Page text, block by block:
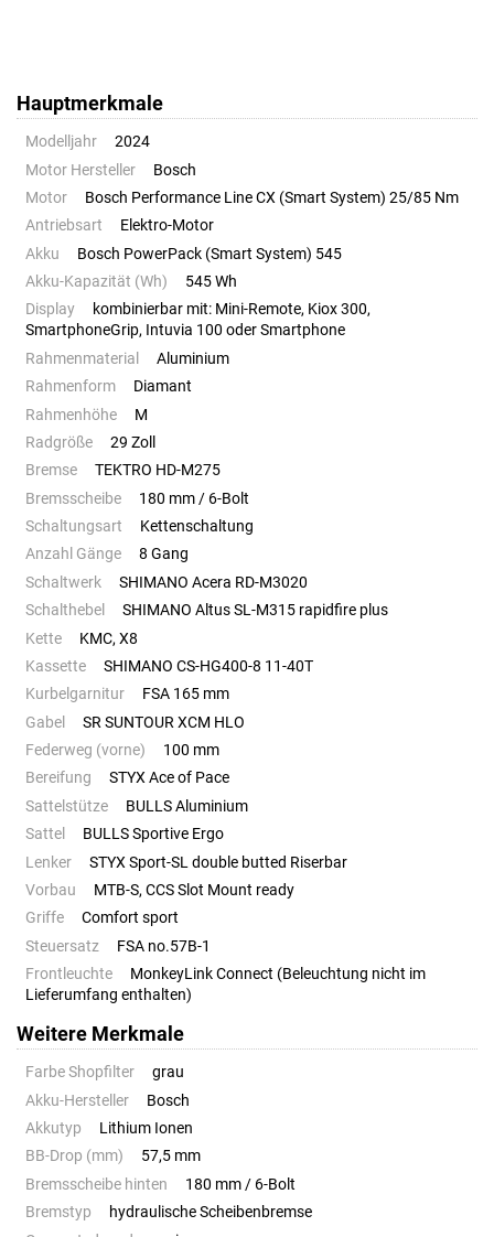
Hauptmerkmale
Modelljahr
2024
Motor Hersteller
Bosch
Motor
Bosch Performance Line CX (Smart System) 25/85 Nm
Antriebsart
Elektro-Motor
Akku
Bosch PowerPack (Smart System) 545
Akku-Kapazität (Wh)
545 Wh
Display
kombinierbar mit: Mini-Remote, Kiox 300,
SmartphoneGrip, Intuvia 100 oder Smartphone
Rahmenmaterial
Aluminium
Rahmenform
Diamant
Rahmenhöhe
M
Radgröße
29 Zoll
Bremse
TEKTRO HD-M275
Bremsscheibe
180 mm / 6-Bolt
Schaltungsart
Kettenschaltung
Anzahl Gänge
8 Gang
Schaltwerk
SHIMANO Acera RD-M3020
Schalthebel
SHIMANO Altus SL-M315 rapidfire plus
Kette
KMC, X8
Kassette
SHIMANO CS-HG400-8 11-40T
Kurbelgarnitur
FSA 165 mm
Gabel
SR SUNTOUR XCM HLO
Federweg (vorne)
100 mm
Bereifung
STYX Ace of Pace
Sattelstütze
BULLS Aluminium
Sattel
BULLS Sportive Ergo
Lenker
STYX Sport-SL double butted Riserbar
Vorbau
MTB-S, CCS Slot Mount ready
Griffe
Comfort sport
Steuersatz
FSA no.57B-1
Frontleuchte
MonkeyLink Connect (Beleuchtung nicht im
Lieferumfang enthalten)
Weitere Merkmale
Farbe Shopfilter
grau
Akku-Hersteller
Bosch
Akkutyp
Lithium Ionen
BB-Drop (mm)
57,5 mm
Bremsscheibe hinten
180 mm / 6-Bolt
Bremstyp
hydraulische Scheibenbremse